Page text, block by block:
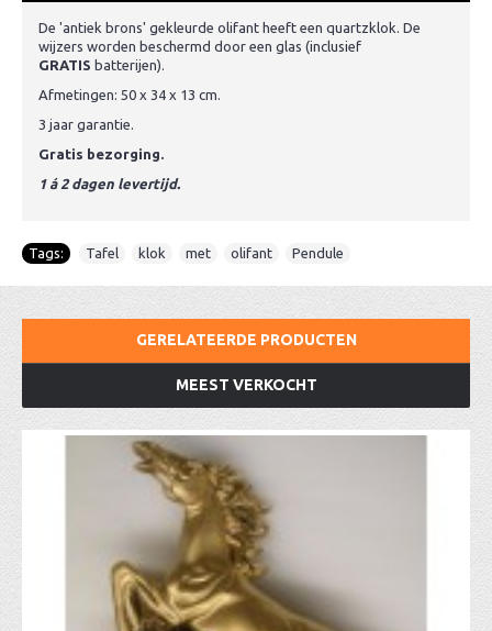
De 'antiek brons' gekleurde olifant heeft een quartzklok. De
wijzers worden beschermd door een glas (inclusief
GRATIS batterijen).
Afmetingen: 50 x 34 x 13 cm.
3 jaar garantie.
Gratis bezorging.
1 á 2 dagen levertijd.
Tags: Tafel klok met olifant Pendule
GERELATEERDE PRODUCTEN
MEEST VERKOCHT